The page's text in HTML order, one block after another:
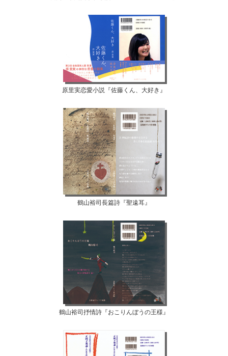
原里実恋愛小説『佐藤くん、大好き』
鶴山裕司長篇詩『聖遠耳』
鶴山裕司抒情詩『おこりんぼうの王様』